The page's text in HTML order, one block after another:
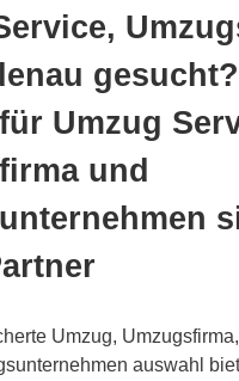
gesucht?
Umzug
und
Umzug,
auswahl